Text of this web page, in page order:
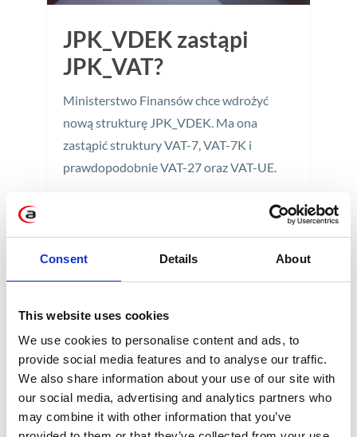
Consent Details About
This website uses cookies
We use cookies to personalise content and ads, to
provide social media features and to analyse our traffic.
We also share information about your use of our site with
our social media, advertising and analytics partners who
may combine it with other information that you’ve
JPK_VDEK zastąpi
JPK_VAT?
Ministerstwo Finansów chce wdrożyć
nową strukturę JPK_VDEK. Ma ona
zastąpić struktury VAT-7, VAT-7K i
prawdopodobnie VAT-27 oraz VAT-UE.
KATEGORIE
Aktualności prawne